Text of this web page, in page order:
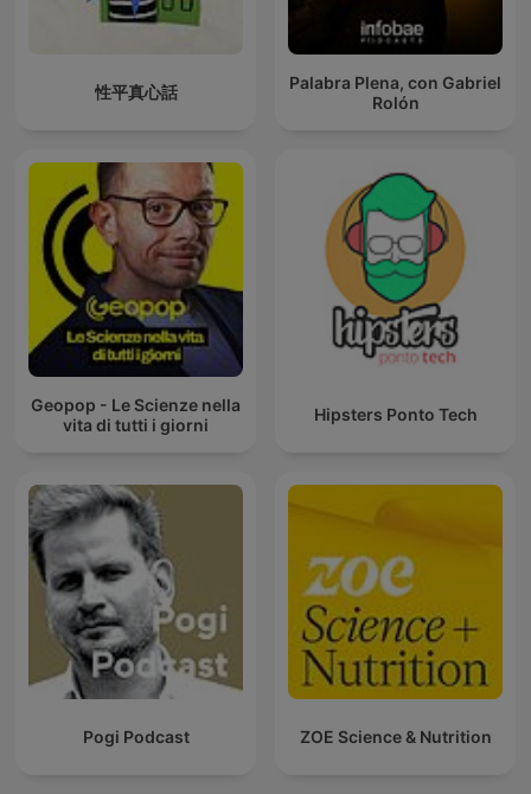
性平真心話
Palabra Plena, con Gabriel
Rolón
Geopop - Le Scienze nella
vita di tutti i giorni
Hipsters Ponto Tech
Pogi Podcast ZOE Science & Nutrition